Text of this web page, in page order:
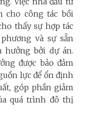
cho công tác bồi
thấy sự hợp tác
và sự sẵn
hưởng bởi dự án.
được bảo đảm
lực để ổn định
góp phần giảm
quá trình đô thị